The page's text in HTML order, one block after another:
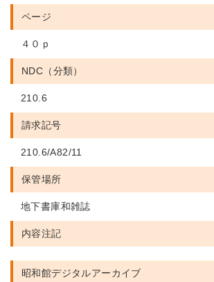
ページ
４０ｐ
NDC（分類）
210.6
請求記号
210.6/A82/11
保管場所
地下書庫和雑誌
内容注記
昭和館デジタルアーカイブ